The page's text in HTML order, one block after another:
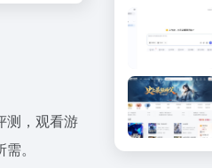
测，观看游
。